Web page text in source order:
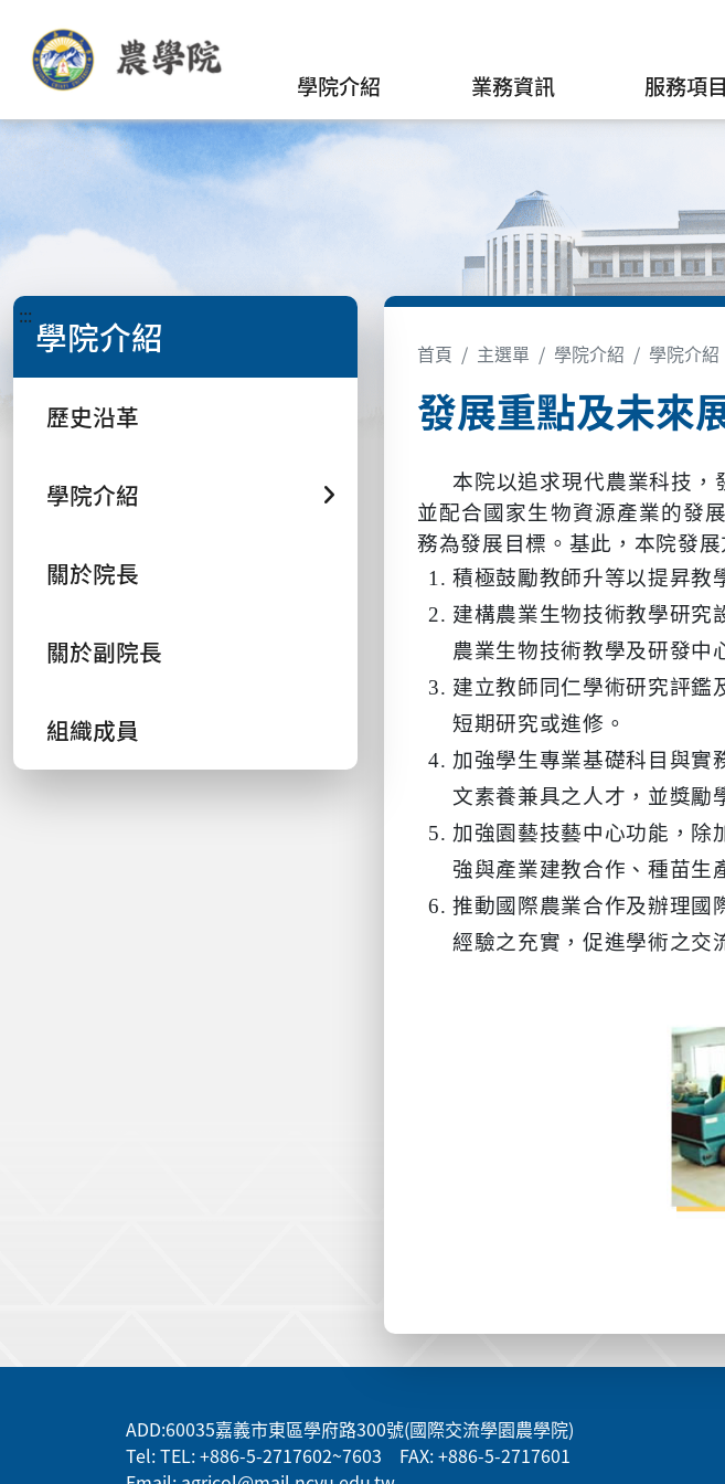
學院介紹 業務資訊 服務項目
::: 學院介紹
歷史沿革
學院介紹
關於院長
關於副院長
組織成員
首頁 主選單 學院介紹 學院介紹
發展重點及未來
本院以追求現代農業科技，
並配合國家生物資源產業的發
務為發展目標。基此，本院發展
積極鼓勵教師升等以提昇教
建構農業生物技術教學研究
農業生物技術教學及研發中
建立教師同仁學術研究評鑑
短期研究或進修。
加強學生專業基礎科目與實
文素養兼具之人才，並獎勵
加強園藝技藝中心功能，除
強與產業建教合作、種苗生
推動國際農業合作及辦理國
經驗之充實，促進學術之交
ADD:60035嘉義市東區學府路300號(國際交流學園農學院)
Tel: TEL: +886-5-2717602~7603 FAX: +886-5-2717601